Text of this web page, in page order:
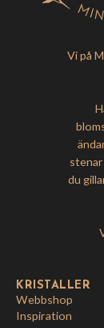
Vi på
du
KRISTALLER
Webbshop
Inspiration